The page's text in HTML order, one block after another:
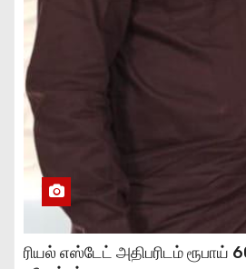
ரியல் எஸ்டேட் அதிபரிடம் ரூபாய்